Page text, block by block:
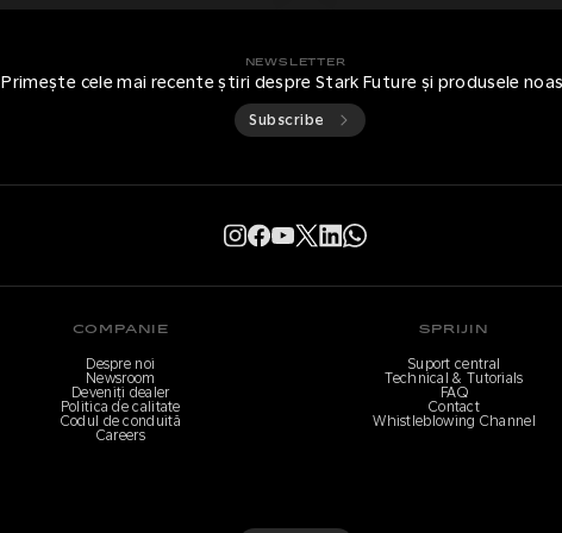
NEWSLETTER
Primește cele mai recente știri despre Stark Future și produsele
Subscribe
COMPANIE
Despre noi
Newsroom
Deveniți dealer
Politica de calitate
Codul de conduită
Careers
SPRIJIN
Suport central
Technical & Tutorials
FAQ
Contact
Whistleblowing Channel